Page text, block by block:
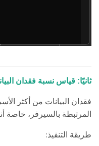
ثانيًا: قياس نسبة فقدان
فقدان البيانات من أكثر
المرتبطة بالسيرفر، خاصة
طريقة التنفيذ: